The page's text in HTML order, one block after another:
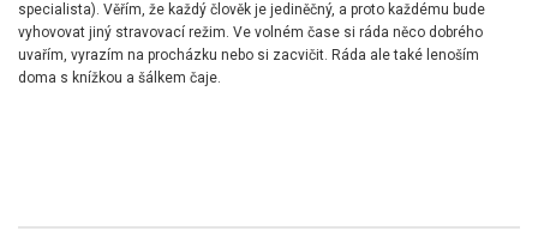
specialista). Věřím, že každý člověk je jediněčný, a proto každému bude
vyhovovat jiný stravovací režim. Ve volném čase si ráda něco dobrého
uvařím, vyrazím na procházku nebo si zacvičit. Ráda ale také lenoším
doma s knížkou a šálkem čaje.